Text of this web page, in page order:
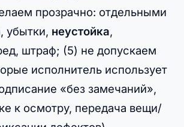
прозрачно: отдельными
убытки, неустойка,
штраф; (5) не допускаем
исполнитель использует
«без замечаний»,
к осмотру, передача вещи/